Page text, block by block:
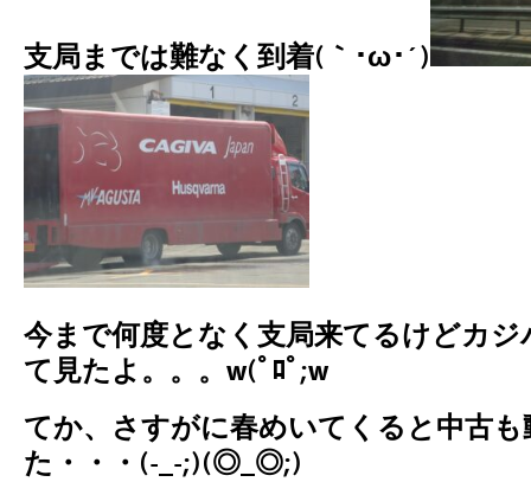
支局までは難なく到着(｀･ω･´)
今まで何度となく支局来てるけどカ
て見たよ。。。w(ﾟﾛﾟ;w
てか、さすがに春めいてくると中古
た・・・(-_-;)(◎_◎;)